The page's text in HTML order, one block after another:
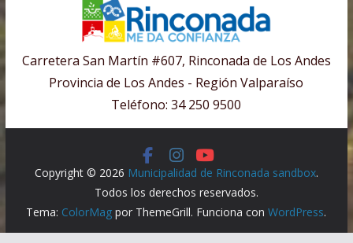
Carretera San Martín #607, Rinconada de Los Andes
Provincia de Los Andes - Región Valparaíso
Teléfono: 34 250 9500
Copyright © 2026 Municipalidad de Rinconada sandbox.
Todos los derechos reservados.
Tema: ColorMag por ThemeGrill. Funciona conWordPress.